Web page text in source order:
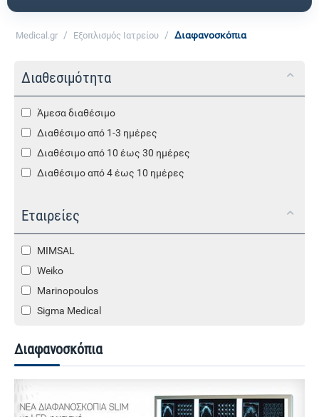
Medical.gr / Εξοπλισμός Ιατρείου / Διαφανοσκόπια
Διαθεσιμότητα
Άμεσα διαθέσιμο
Διαθέσιμο από 1-3 ημέρες
Διαθέσιμο από 10 έως 30 ημέρες
Διαθέσιμο από 4 έως 10 ημέρες
Εταιρείες
MIMSAL
Weiko
Marinopoulos
Sigma Medical
Διαφανοσκόπια